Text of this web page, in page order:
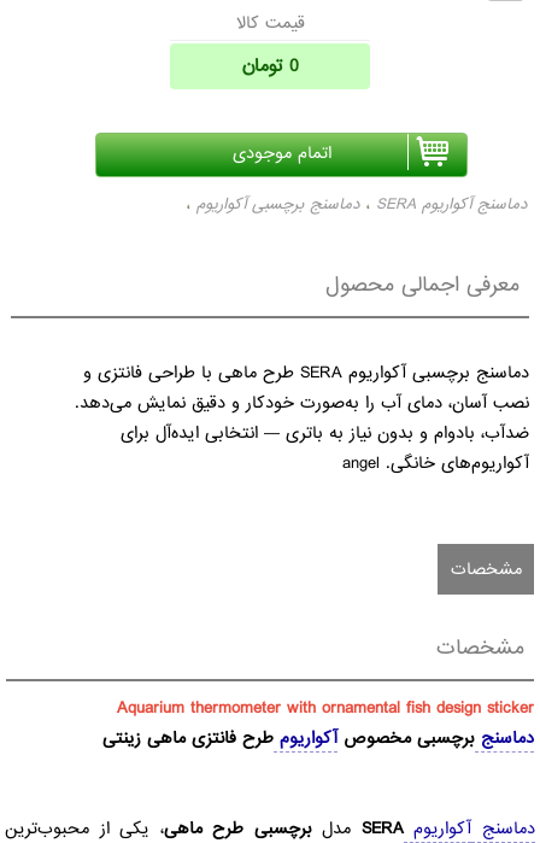
قیمت کالا
0 تومان
دماسنج آکواریوم SERA ، دماسنج برچسبی آکواریوم ،
معرفی اجمالی محصول
ضدآب، بادوام و بدون نیاز به باتری — انتخابی ایده‌آل برای
آکواریوم‌های خانگی. angel
مشخصات
مشخصات
Aquarium thermometer with ornamental fish design sticker
دماسنج برچسبی مخصوصآکواریوم طرح فانتزی ماهی زینتی
دماسنجآکواریومSERA مدلبرچسبی طرح ماهی، یکی از محبوب‌ترین